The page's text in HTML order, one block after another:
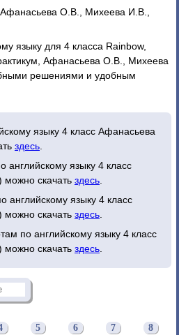
Афанасьева О.В., Михеева И.В.,
языку для 4 класса Rainbow,
Афанасьева О.В., Михеева
решениями и удобным
языку 4 класс Афанасьева
здесь
английскому языку 4 класс
скачать здесь
английскому языку 4 класс
скачать здесь
по английскому языку 4 класс
скачать здесь
5 6 7 8